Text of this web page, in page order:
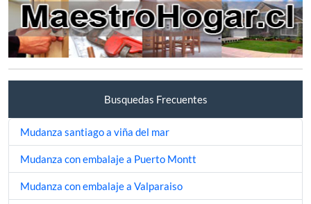
Busquedas Frecuentes
Mudanza santiago a viña del mar
Mudanza con embalaje a Puerto Montt
Mudanza con embalaje a Valparaiso